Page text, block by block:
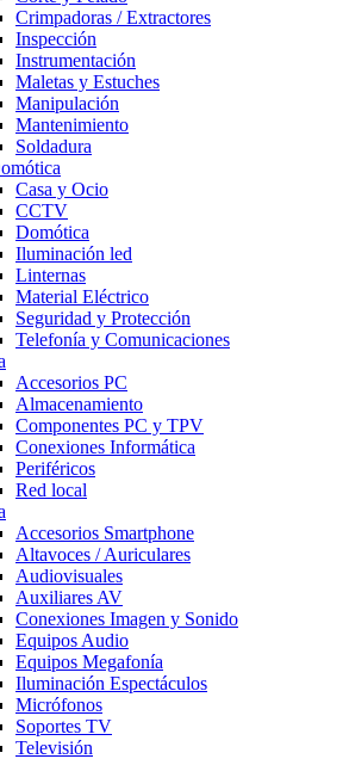
Crimpadoras / Extractores
Inspección
Instrumentación
Maletas y Estuches
Manipulación
Mantenimiento
Soldadura
Casa y Ocio
CCTV
Domótica
Iluminación led
Linternas
Material Eléctrico
Seguridad y Protección
Telefonía y Comunicaciones
Accesorios PC
Almacenamiento
Componentes PC y TPV
Conexiones Informática
Periféricos
Red local
Accesorios Smartphone
Altavoces / Auriculares
Audiovisuales
Auxiliares AV
Conexiones Imagen y Sonido
Equipos Audio
Equipos Megafonía
Iluminación Espectáculos
Micrófonos
Soportes TV
Televisión